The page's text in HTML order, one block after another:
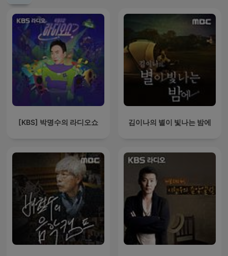
[KBS] 박명수의 라디오쇼 김이나의 별이 빛나는 밤에